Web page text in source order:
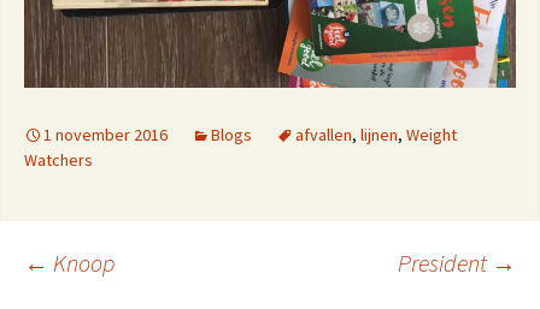
1 november 2016 Blogs afvallen, lijnen, Weight
Watchers
Berichtnavigatie
← Knoop President →